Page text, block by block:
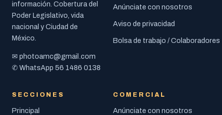
información. Cobertura del
Poder Legislativo, vida
nacional y Ciudad de
México.
✉ photoamc@gmail.com
✆ WhatsApp 56 1486 0138
Anúnciate con nosotros
Aviso de privacidad
Bolsa de trabajo / Colaboradores
SECCIONES
Principal
COMERCIAL
Anúnciate con nosotros